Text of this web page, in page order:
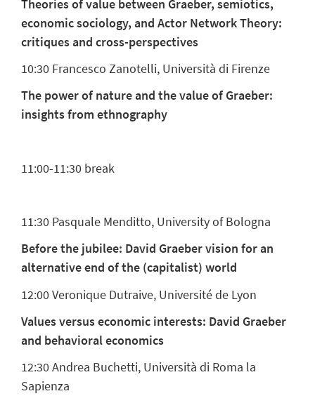
Theories of value between Graeber, semiotics,
economic sociology, and Actor Network Theory:
critiques and cross-perspectives
10:30 Francesco Zanotelli, Università di Firenze
The power of nature and the value of Graeber:
insights from ethnography
11:00-11:30 break
11:30 Pasquale Menditto, University of Bologna
Before the jubilee: David Graeber vision for an
alternative end of the (capitalist) world
12:00Veronique Dutraive, Université de Lyon
Values versus economic interests: David Graeber
and behavioral economics
12:30Andrea Buchetti, Università di Roma la
Sapienza